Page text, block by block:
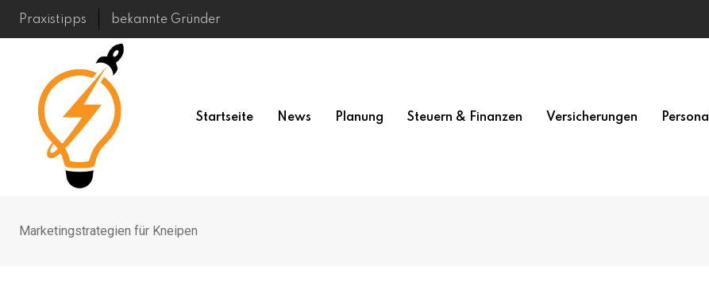
Skip
Praxistipps bekannte Gründer
Startseite News Planung Steuern & Finanzen Versicherungen Personal
Marketingstrategien für Kneipen